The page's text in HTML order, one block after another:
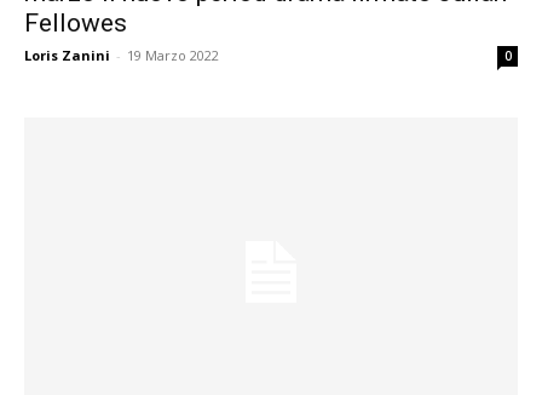
Fellowes
Loris Zanini - 19 Marzo 2022 0